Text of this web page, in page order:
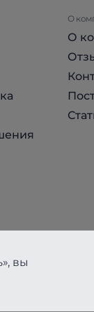
О
О
вы